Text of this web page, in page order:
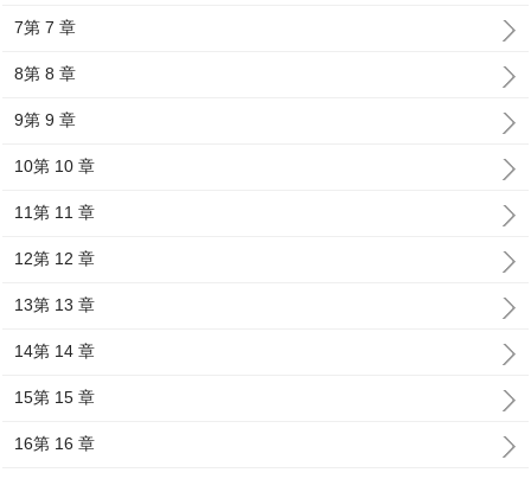
7第 7 章
8第 8 章
9第 9 章
10第 10 章
11第 11 章
12第 12 章
13第 13 章
14第 14 章
15第 15 章
16第 16 章